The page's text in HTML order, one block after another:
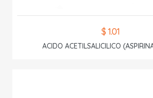
$ 1.01
ACIDO ACETILSALICILICO